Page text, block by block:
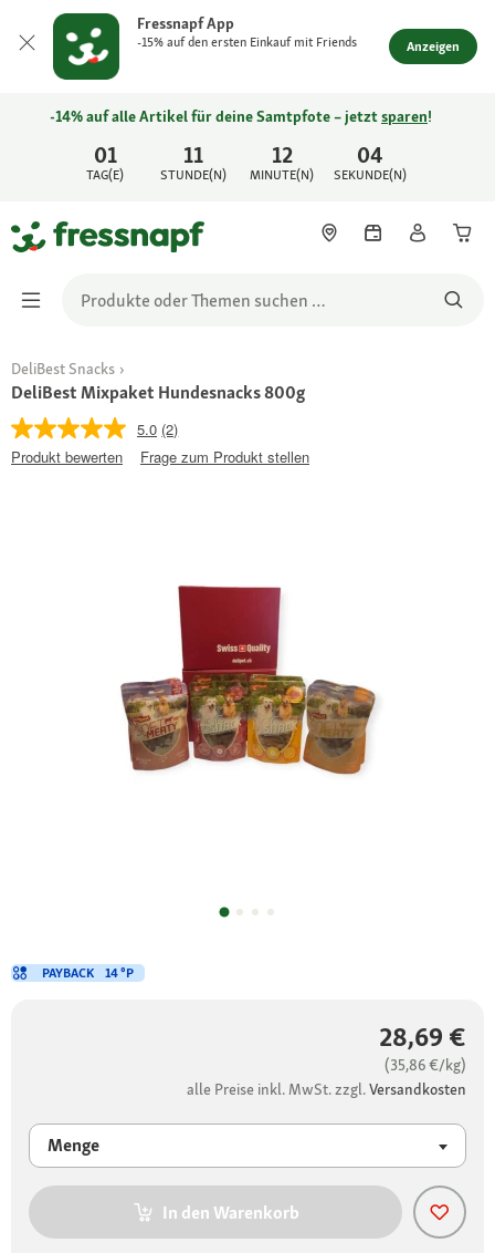
Fressnapf App
-15% auf den ersten Einkauf mit Friends Anzeigen
01
TAG(E)
11
STUNDE(N)
12
MINUTE(N)
04
SEKUNDE(N)
-14% auf alle Artikel für deine Samtpfote – jetztsparen!
DeliBest Snacks
DeliBest Mixpaket Hundesnacks 800g
5.0 (2)
Produkt bewerten
Frage zum Produkt stellen
28,69 €
(35,86 €/kg)
alle Preise inkl. MwSt. zzgl.Versandkosten
Menge
In den Warenkorb
PAYBACK 14 °P